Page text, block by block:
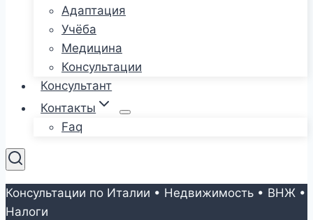
Адаптация
Учёба
Медицина
Консультации
Консультант
Контакты
Faq
Консультации по Италии • Недвижимость • ВНЖ •
Налоги